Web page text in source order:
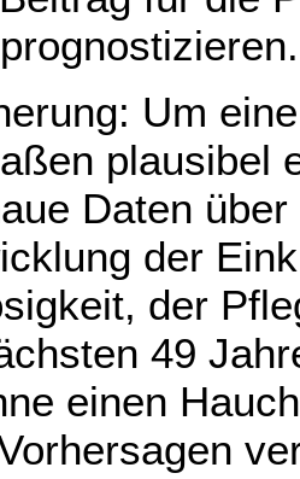
Um
plausibel
Daten
der
der
49
einen